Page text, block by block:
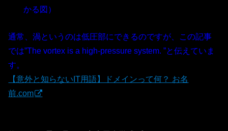
かる図）
通常、渦というのは低圧部にできるのですが、この記事
では”The vortex is a high-pressure system. ”と伝えていま
す。
【意外と知らないIT用語】ドメインって何？ お名
前.com